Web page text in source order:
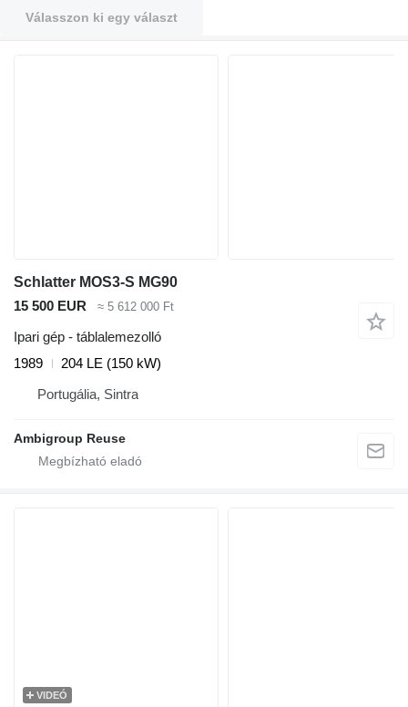
Válasszon ki egy választ
Schlatter MOS3-S MG90
15 500 EUR
≈ 5 612 000 Ft
Ipari gép - táblalemezolló
1989
204 LE (150 kW)
Portugália, Sintra
Ambigroup Reuse
VIDEÓ